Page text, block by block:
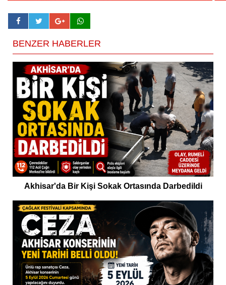
BENZER HABERLER
Akhisar'da Bir Kişi Sokak Ortasında Darbedildi